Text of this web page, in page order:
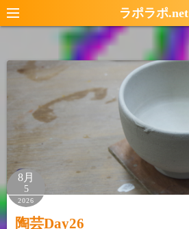
コ
ン
ン
へ
ラポラポ.net
8月
5
2026
陶芸Day26